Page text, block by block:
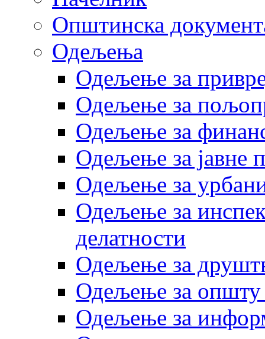
Општинска
Одељења
Одељење за
Одељење за
Одељење за
Одељење за јавне
Одељење за
Одељење за
делатности
Одељење за
Одељење за општу
Одељење за